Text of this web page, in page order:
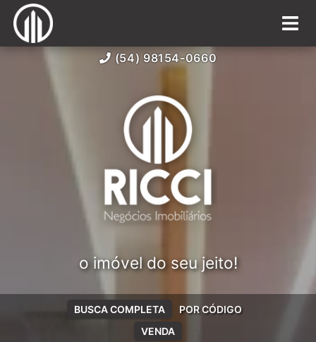
(54) 98154-0660
o imóvel do seu jeito!
VENDA
BUSCA COMPLETA POR CÓDIGO